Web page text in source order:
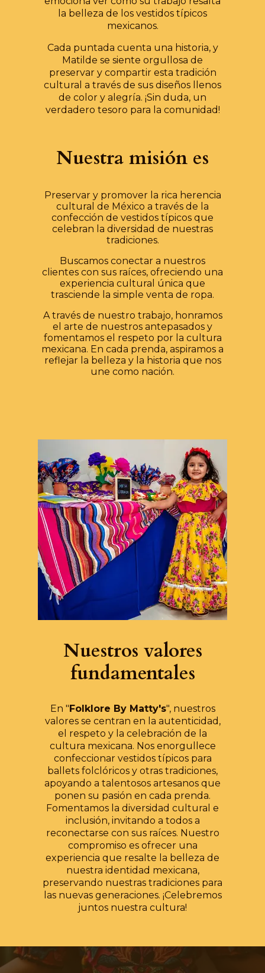
la belleza de los vestidos típicos
mexicanos.
Cada puntada cuenta una historia, y
Matilde se siente orgullosa de
preservar y compartir esta tradición
cultural a través de sus diseños llenos
de color y alegría. ¡Sin duda, un
verdadero tesoro para la comunidad!
Nuestra misión es
Preservar y promover la rica herencia
cultural de México a través de la
confección de vestidos típicos que
celebran la diversidad de nuestras
tradiciones.
Buscamos conectar a nuestros
clientes con sus raíces, ofreciendo una
experiencia cultural única que
trasciende la simple venta de ropa.
A través de nuestro trabajo, honramos
el arte de nuestros antepasados y
fomentamos el respeto por la cultura
mexicana. En cada prenda, aspiramos a
reflejar la belleza y la historia que nos
une como nación.
Nuestros valores
fundamentales
En "Folklore By Matty's", nuestros
valores se centran en la autenticidad,
el respeto y la celebración de la
cultura mexicana. Nos enorgullece
confeccionar vestidos típicos para
ballets folclóricos y otras tradiciones,
apoyando a talentosos artesanos que
ponen su pasión en cada prenda.
Fomentamos la diversidad cultural e
inclusión, invitando a todos a
reconectarse con sus raíces. Nuestro
compromiso es ofrecer una
experiencia que resalte la belleza de
nuestra identidad mexicana,
preservando nuestras tradiciones para
las nuevas generaciones. ¡Celebremos
juntos nuestra cultura!